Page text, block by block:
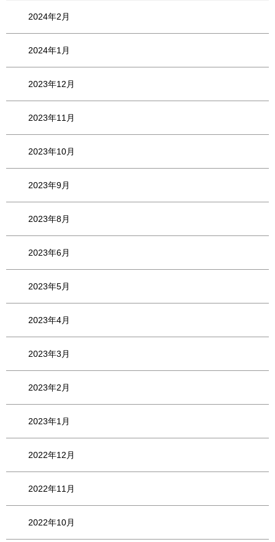
2024年2月
2024年1月
2023年12月
2023年11月
2023年10月
2023年9月
2023年8月
2023年6月
2023年5月
2023年4月
2023年3月
2023年2月
2023年1月
2022年12月
2022年11月
2022年10月